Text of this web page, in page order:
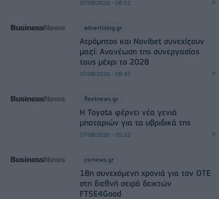
07/08/2026 - 08:52
advertising.gr
Ατρόμητος και Novibet συνεχίζουν
μαζί: Ανανέωση της συνεργασίας
τους μέχρι το 2028
07/08/2026 - 08:47
fleetnews.gr
Η Toyota φέρνει νέα γενιά
μπαταριών για τα υβριδικά της
07/08/2026 - 05:22
csrnews.gr
18η συνεχόμενη χρονιά για τον ΟΤΕ
στη διεθνή σειρά δεικτών
FTSE4Good